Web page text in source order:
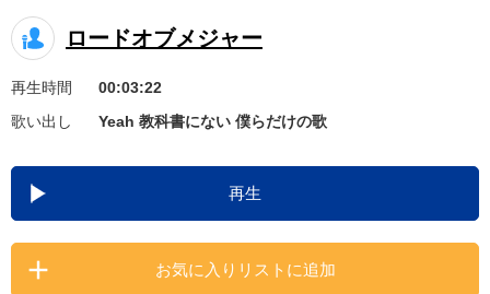
キャンペーン
お知らせ よくあるご質問
DAMの新曲・ランキングなど
カラオケ最新情報をチェック！
ロードオブメジャー
再生時間
00:03:22
歌い出し
Yeah 教科書にない 僕らだけの歌
再生
お気に入りリストに追加